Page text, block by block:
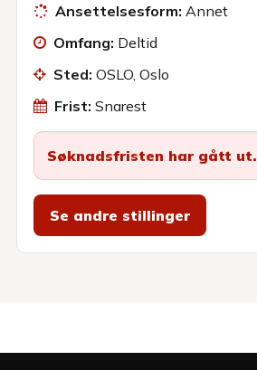
Ansettelsesform: Annet
Omfang: Deltid
Sted: OSLO, Oslo
Frist: Snarest
Søknadsfristen har gått ut.
Se andre stillinger